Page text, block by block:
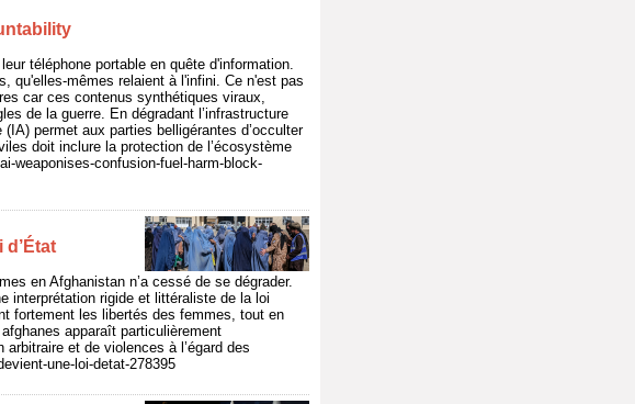
téléphone portable en quête d'information.
qu'elles-mêmes relaient à l'infini. Ce n'est pas
car ces contenus synthétiques viraux,
de la guerre. En dégradant l’infrastructure
permet aux parties belligérantes d’occulter
doit inclure la protection de l’écosystème
weaponises-confusion-fuel-harm-block-
en Afghanistan n’a cessé de se dégrader.
interprétation rigide et littéraliste de la loi
fortement les libertés des femmes, tout en
apparaît particulièrement
et de violences à l’égard des
une-loi-detat-278395